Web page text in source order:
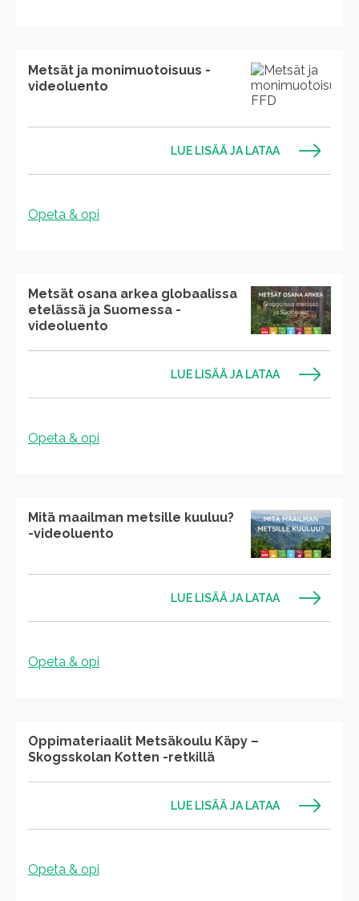
Metsät ja monimuotoisuus -
videoluento
LUE LISÄÄ JA LATAA
Opeta & opi
Metsät osana arkea globaalissa
etelässä ja Suomessa -
videoluento
LUE LISÄÄ JA LATAA
Opeta & opi
Mitä maailman metsille kuuluu?
-videoluento
LUE LISÄÄ JA LATAA
Opeta & opi
Oppimateriaalit Metsäkoulu Käpy –
Skogsskolan Kotten -retkillä
LUE LISÄÄ JA LATAA
Opeta & opi